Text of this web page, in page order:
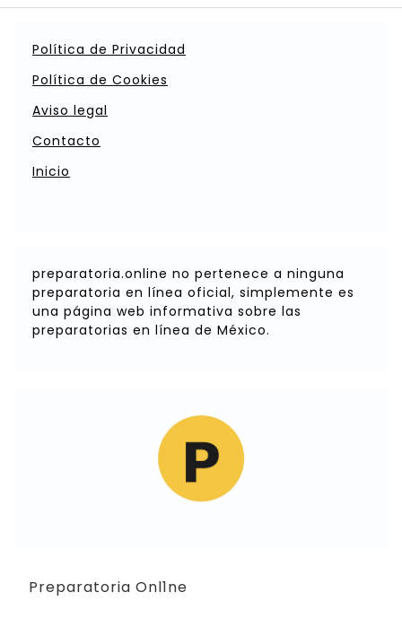
Política de Privacidad
Política de Cookies
Aviso legal
Contacto
Inicio
preparatoria.online no pertenece a ninguna
preparatoria en línea oficial, simplemente es
una página web informativa sobre las
preparatorias en línea de México.
Preparatoria Onl1ne